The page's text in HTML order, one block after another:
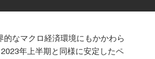
なマクロ経済環境にもかかわら
年上半期と同様に安定したペ